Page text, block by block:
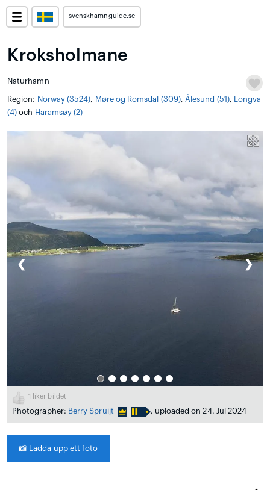
svenskhamnguide.se
Kroksholmane
Naturhamn
Region: Norway (3524), Møre og Romsdal (309), Ålesund (51),
Longva
(4) och Haramsøy (2)
❮ ❯
1 liker bildet
Photographer: Berry Spruijt , uploaded on 24. Jul 2024
📸 Ladda upp ett foto